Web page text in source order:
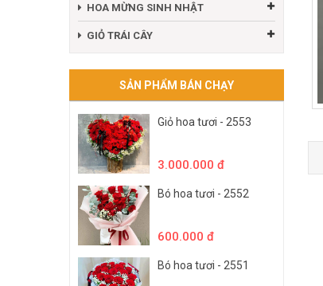
HOA MỪNG SINH NHẬT
GIỎ TRÁI CÂY
SẢN PHẨM BÁN CHẠY
Giỏ hoa tươi - 2553
3.000.000 đ
Bó hoa tươi - 2552
600.000 đ
Bó hoa tươi - 2551